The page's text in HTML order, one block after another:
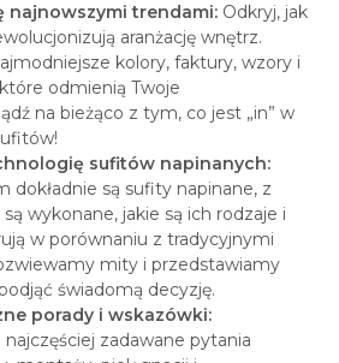
najnowszymi trendami: Odkryj, jak
aranżację wnętrz.
kolory, faktury, wzory i
odmienią Twoje
na bieżąco z tym, co jest „in” w
sufitów napinanych:
dokładnie są sufity napinane, z
wykonane, jakie są ich rodzaje i
w porównaniu z tradycyjnymi
mity i przedstawiamy
świadomą decyzję.
porady i wskazówki:
zadawane pytania